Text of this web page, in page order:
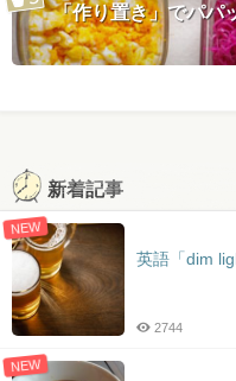
「作り置き」でパパ
新着記事
NEW
英語「dim
2744
NEW